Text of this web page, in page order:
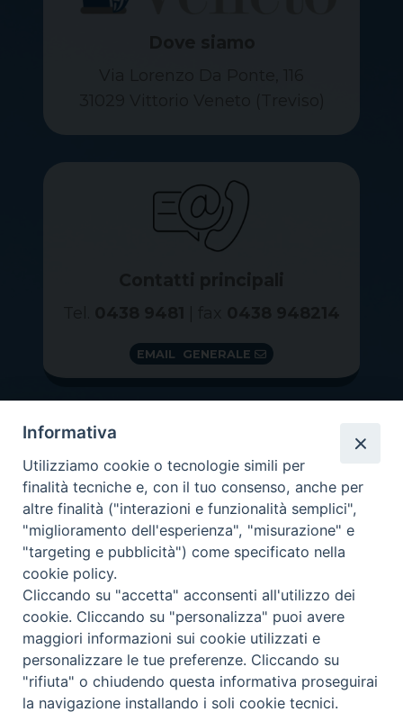
EMAIL GENERALE
GRAZIE PER IL TUO AIUTO
Insieme per la Diocesi
Copyright 2026 ©Diocesi di Vittorio Veneto-Privacy
Informativa
Utilizziamo cookie o tecnologie simili per
finalità tecniche e, con il tuo consenso, anche per
altre finalità ("interazioni e funzionalità semplici",
"miglioramento dell'esperienza", "misurazione" e
"targeting e pubblicità") come specificato nella
cookie policy.
Cliccando su "accetta" acconsenti all'utilizzo dei
cookie. Cliccando su "personalizza" puoi avere
maggiori informazioni sui cookie utilizzati e
personalizzare le tue preferenze. Cliccando su
"rifiuta" o chiudendo questa informativa proseguirai
la navigazione installando i soli cookie tecnici.